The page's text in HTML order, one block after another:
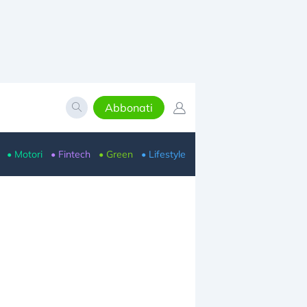
Abbonati
• Motori • Fintech • Green • Lifestyle